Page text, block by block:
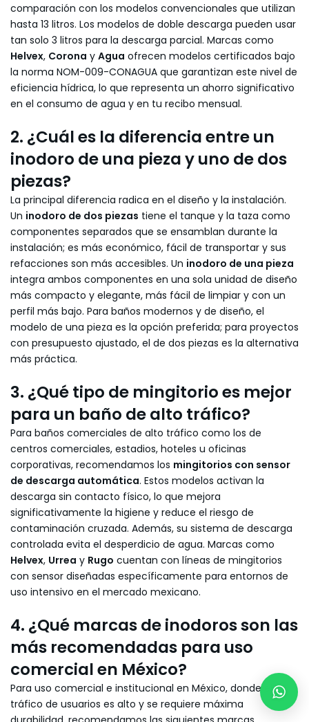
comparación con los modelos convencionales que utilizan
hasta 13 litros. Los modelos de doble descarga pueden usar
tan solo 3 litros para la descarga parcial. Marcas como
Helvex, Corona y Agua ofrecen modelos certificados bajo
la norma NOM-009-CONAGUA que garantizan este nivel de
eficiencia hídrica, lo que representa un ahorro significativo
en el consumo de agua y en tu recibo mensual.
2. ¿Cuál es la diferencia entre un
inodoro de una pieza y uno de dos
piezas?
La principal diferencia radica en el diseño y la instalación.
Un inodoro de dos piezas tiene el tanque y la taza como
componentes separados que se ensamblan durante la
instalación; es más económico, fácil de transportar y sus
refacciones son más accesibles. Un inodoro de una pieza
integra ambos componentes en una sola unidad de diseño
más compacto y elegante, más fácil de limpiar y con un
perfil más bajo. Para baños modernos y de diseño, el
modelo de una pieza es la opción preferida; para proyectos
con presupuesto ajustado, el de dos piezas es la alternativa
más práctica.
3. ¿Qué tipo de mingitorio es mejor
para un baño de alto tráfico?
Para baños comerciales de alto tráfico como los de
centros comerciales, estadios, hoteles u oficinas
corporativas, recomendamos los mingitorios con sensor
de descarga automática. Estos modelos activan la
descarga sin contacto físico, lo que mejora
significativamente la higiene y reduce el riesgo de
contaminación cruzada. Además, su sistema de descarga
controlada evita el desperdicio de agua. Marcas como
Helvex, Urrea y Rugo cuentan con líneas de mingitorios
con sensor diseñadas específicamente para entornos de
uso intensivo en el mercado mexicano.
4. ¿Qué marcas de inodoros son las
más recomendadas para uso
comercial en México?
Para uso comercial e institucional en México, donde el
tráfico de usuarios es alto y se requiere máxima